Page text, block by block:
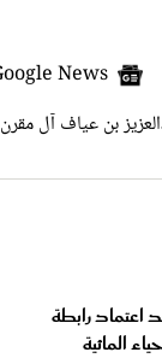
بن عياف آل مقرن
اعتماد رابطة
المائية